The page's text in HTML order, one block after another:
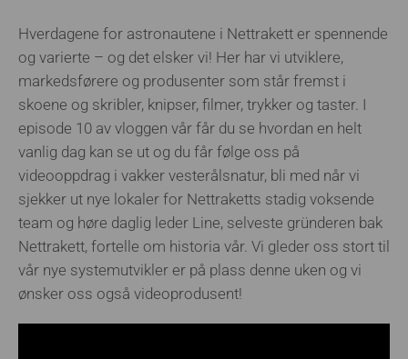
Hverdagene for astronautene i Nettrakett er spennende
og varierte – og det elsker vi! Her har vi utviklere,
markedsførere og produsenter som står fremst i
skoene og skribler, knipser, filmer, trykker og taster. I
episode 10 av vloggen vår får du se hvordan en helt
vanlig dag kan se ut og du får følge oss på
videooppdrag i vakker vesterålsnatur, bli med når vi
sjekker ut nye lokaler for Nettraketts stadig voksende
team og høre daglig leder Line, selveste gründeren bak
Nettrakett, fortelle om historia vår. Vi gleder oss stort til
vår nye systemutvikler er på plass denne uken og vi
ønsker oss også videoprodusent!